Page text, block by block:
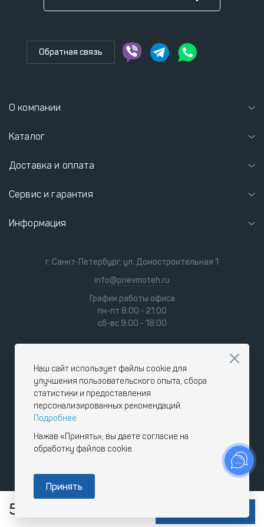
5 872
Обратная связь
О компании
Каталог
Доставка и оплата
Сервис и гарантия
Информация
г. Санкт-Петербург, ул. Домостроительная 1
info@pnevmoteh.ru
График работы офиса
пн-пт 8:00 - 21:00
сб-вс 9:00 - 18:00
Наш сайт использует файлы cookie для
улучшения пользовательского опыта, сбора
статистики и предоставления
персонализированных рекомендаций.
Подробнее
Нажав «Принять», вы даете согласие на
обработку файлов cookie.
Принять